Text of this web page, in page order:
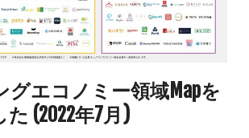
グエコノミー領域Mapを
(2022年7月)